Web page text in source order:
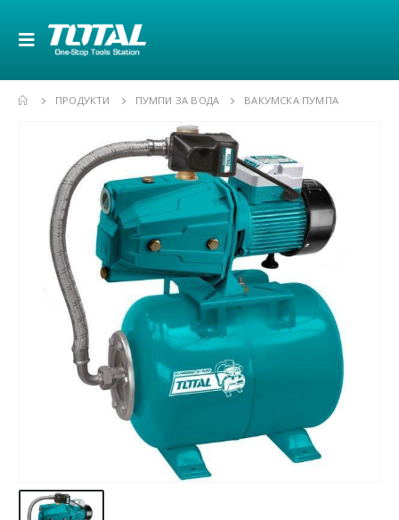
ПРОДУКТИ ПУМПИ ЗА ВОДА ВАКУМСКА ПУМПА